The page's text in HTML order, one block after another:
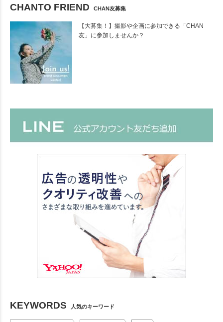
CHANTO FRIEND CHAN友募集
【大募集！】撮影や企画に参加できる「CHAN
友」に参加しませんか？
KEYWORDS 人気のキーワード